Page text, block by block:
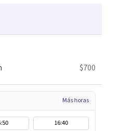
directamente desde mi
$700
Más horas
16:40